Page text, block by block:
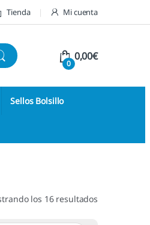
Tienda Mi cuenta
0
0,00€
Sellos Bolsillo
los 16 resultados